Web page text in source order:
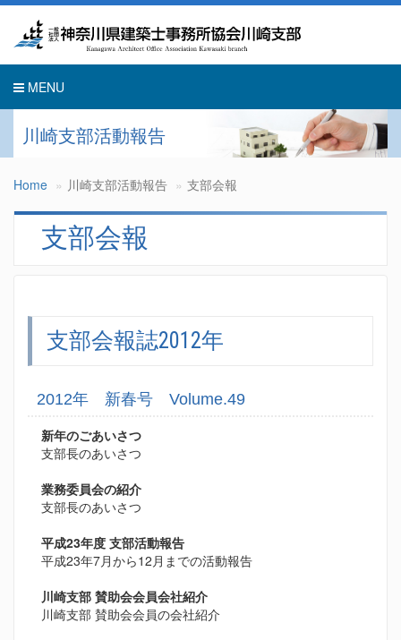
MENU
川崎支部活動報告
Home 川崎支部活動報告 支部会報
支部会報
支部会報誌2012年
2012年 新春号 Volume.49
新年のごあいさつ
支部長のあいさつ
業務委員会の紹介
支部長のあいさつ
平成23年度 支部活動報告
平成23年7月から12月までの活動報告
川崎支部 賛助会会員会社紹介
川崎支部 賛助会会員の会社紹介